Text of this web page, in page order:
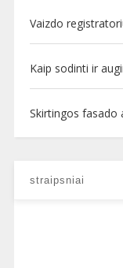
Vaizdo
Kaip sodinti ir
Skirtingos fasado
straipsniai